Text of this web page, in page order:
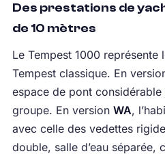
Des prestations de
de 10 mètres
Le Tempest 1000 représente
Tempest classique. En
espace de pont
groupe. En version WA,
avec celle des vedettes
double, salle d’eau séparée,